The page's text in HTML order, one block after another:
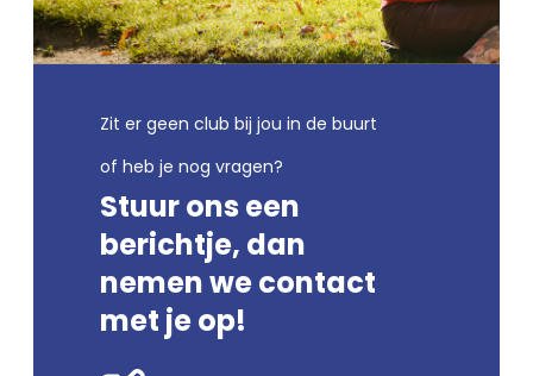
Zit er geen club bij jou in de buurt
of heb je nog vragen?
Stuur ons een
berichtje, dan
nemen we contact
met je op!